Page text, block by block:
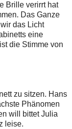
Brille verirrt hat
Das Ganze
das Licht
eine
die Stimme von
zu sitzen. Hans
Phänomen
will bittet Julia
leise.